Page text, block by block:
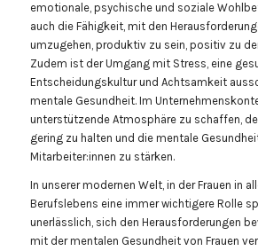
emotionale, psychische und soziale
auch die Fähigkeit, mit den
umzugehen, produktiv zu sein, positiv zu
Zudem ist der Umgang mit Stress, eine
Entscheidungskultur und Achtsamkeit
mentale Gesundheit. Im
unterstützende Atmosphäre zu schaffen,
gering zu halten und die mentale
Mitarbeiter:innen zu stärken.
In unserer modernen Welt, in der Frauen in
Berufslebens eine immer wichtigere Rolle
unerlässlich, sich den Herausforderungen
mit der mentalen Gesundheit von Frauen